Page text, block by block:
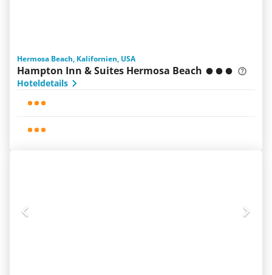
Hermosa Beach, Kalifornien, USA
Hampton Inn & Suites Hermosa Beach
Hoteldetails